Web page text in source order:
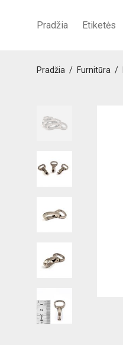
Pradžia Etiketės
Pradžia / Furnitūra /